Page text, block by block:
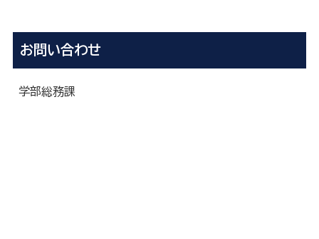
お問い合わせ
学部総務課